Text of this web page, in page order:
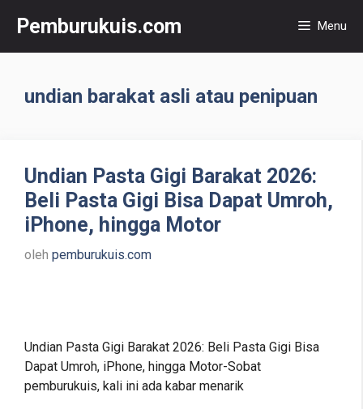
Pemburukuis.com Menu
undian barakat asli atau penipuan
Undian Pasta Gigi Barakat 2026:
Beli Pasta Gigi Bisa Dapat Umroh,
iPhone, hingga Motor
oleh pemburukuis.com
Undian Pasta Gigi Barakat 2026: Beli Pasta Gigi Bisa
Dapat Umroh, iPhone, hingga Motor-Sobat
pemburukuis, kali ini ada kabar menarik